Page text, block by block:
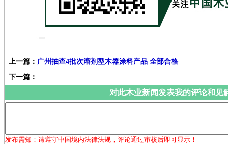
上一篇： 广州抽查4批次溶剂型木器涂料产品 全部合格
下一篇：
对此木业新闻发表我的评论和见
发布需知：请遵守中国境内法律法规，评论通过审核后即可显示！